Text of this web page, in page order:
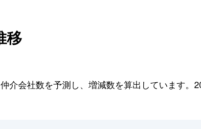
移
介会社数を予測し、増減数を算出しています。